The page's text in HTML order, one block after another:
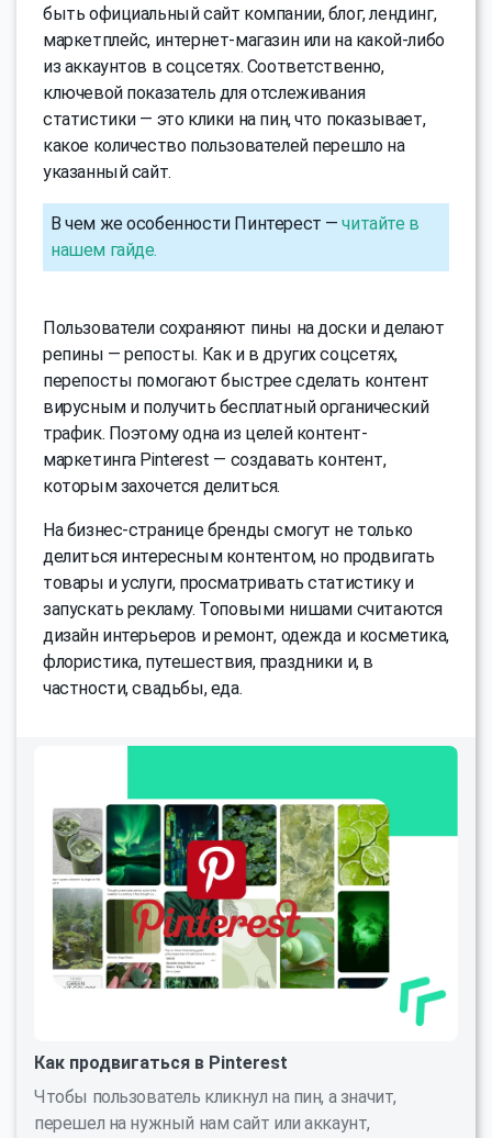
быть официальный сайт компании, блог, лендинг,
маркетплейс, интернет-магазин или на какой-либо
из аккаунтов в соцсетях. Соответственно,
ключевой показатель для отслеживания
статистики — это клики на пин, что показывает,
какое количество пользователей перешло на
указанный сайт.
В чем же особенности Пинтерест —читайте в
нашем гайде.
Пользователи сохраняют пины на доски и делают
репины — репосты. Как и в других соцсетях,
перепосты помогают быстрее сделать контент
вирусным и получить бесплатный органический
трафик. Поэтому одна из целей контент-
маркетинга Pinterest — создавать контент,
которым захочется делиться.
На бизнес-странице бренды смогут не только
делиться интересным контентом, но продвигать
товары и услуги, просматривать статистику и
запускать рекламу. Топовыми нишами считаются
дизайн интерьеров и ремонт, одежда и косметика,
флористика, путешествия, праздники и, в
частности, свадьбы, еда.
Как продвигаться в Pinterest
Чтобы пользователь кликнул на пин, а значит,
перешел на нужный нам сайт или аккаунт,